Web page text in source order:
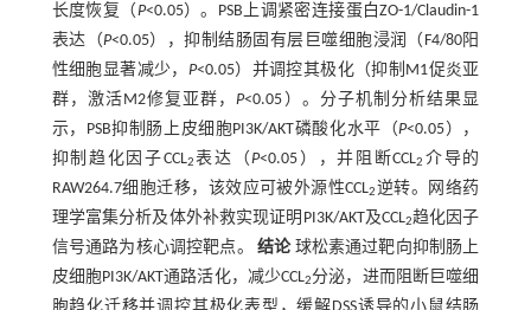
长度恢复（P<0.05）。PSB上调紧密连接蛋白ZO-1/Claudin-1
表达（P<0.05），抑制结肠固有层巨噬细胞浸润（F4/80阳
性细胞显著减少， P<0.05）并调控其极化（抑制M1促炎亚
群，激活M2修复亚群，P<0.05）。分子机制分析结果显
示，PSB抑制肠上皮细胞PI3K/AKT磷酸化水平（P<0.05），
抑制趋化因子CCL2表达（P<0.05），并阻断CCL2 介导的
RAW264.7细胞迁移，该效应可被外源性CCL2逆转。网络药
理学富集分析及体外补救实现证明PI3K/AKT及CCL2趋化因子
信号通路为核心调控靶点。 结论球松素通过靶向抑制肠上
皮细胞PI3K/AKT通路活化，减少CCL2分泌，进而阻断巨噬细